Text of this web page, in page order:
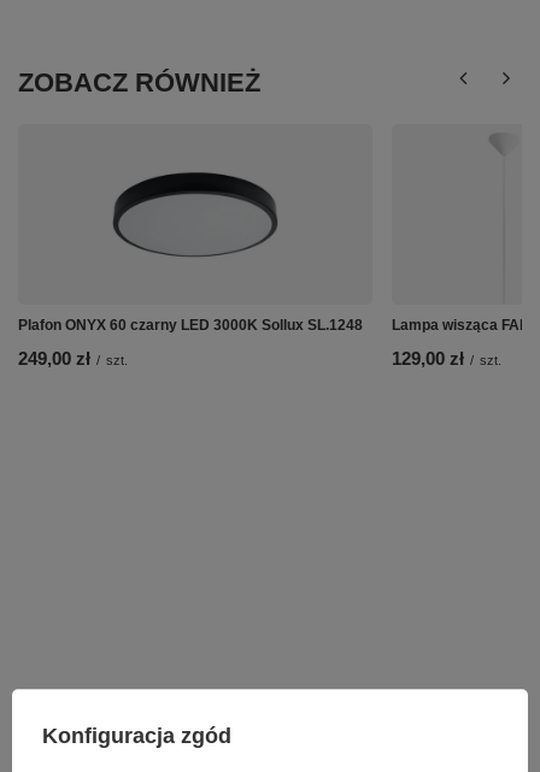
ZOBACZ RÓWNIEŻ
Plafon ONYX 60 czarny LED 3000K Sollux SL.1248
249,00 zł / szt.
Lampa wisząca
129,00 zł / szt.
Potrzebujesz pomocy? Masz pytania lub
Konfiguracja zgód